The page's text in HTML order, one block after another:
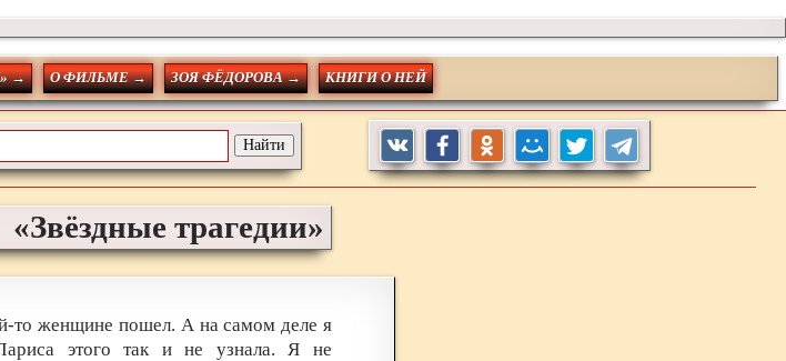
→ О ФИЛЬМЕ → ЗОЯ ФЁДОРОВА → КНИГИ О НЕЙ
«Звёздные трагедии»
то женщине пошел. А на самом деле я
этого так и не узнала. Я не